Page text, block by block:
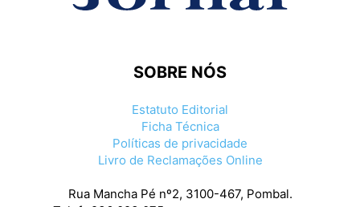
SOBRE NÓS
Estatuto Editorial
Ficha Técnica
Políticas de privacidade
Livro de Reclamações Online
Rua Mancha Pé nº2, 3100-467, Pombal.